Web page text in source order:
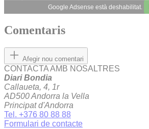
Google Adsense està deshabilitat.
Comentaris
Afegir nou comentari
CONTACTA AMB NOSALTRES
Diari Bondia
Callaueta, 4, 1r
AD500 Andorra la Vella
Principat d'Andorra
Tel. +376 80 88 88
Formulari de contacte